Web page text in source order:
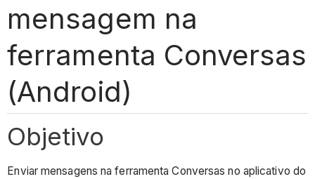
mensagem na
ferramenta Conversas
(Android)
Objetivo
Enviar mensagens na ferramenta Conversas no aplicativo do